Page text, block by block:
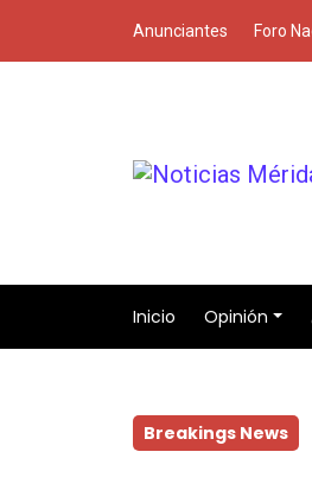
Anunciantes Foro
Inicio Opinión
Breakings News